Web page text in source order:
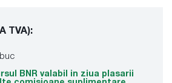
TVA):
BNR valabil in ziua plasarii